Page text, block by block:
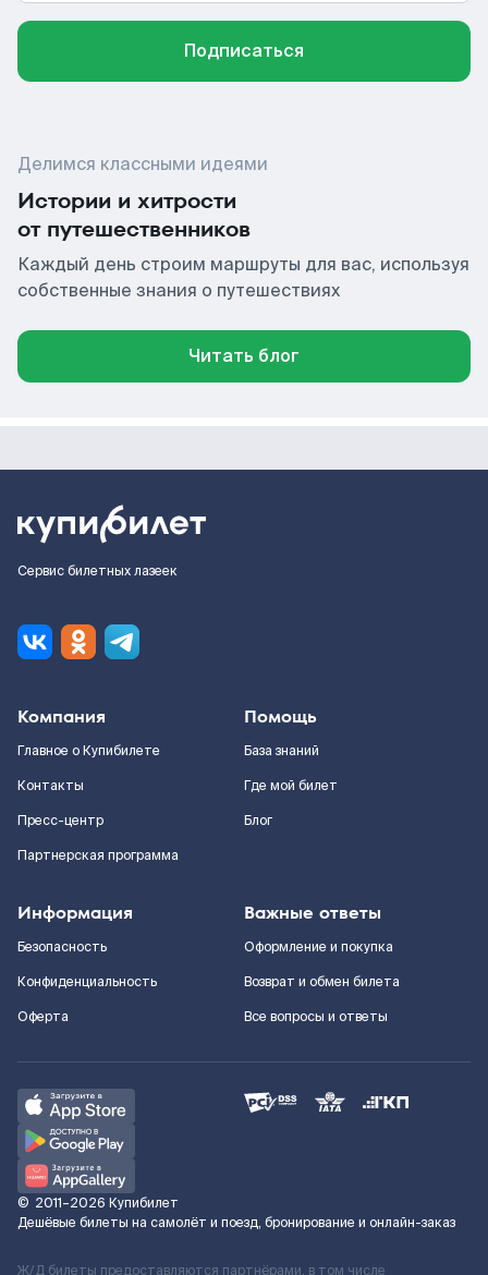
Подписаться
Делимся классными идеями
Истории и хитрости
от путешественников
Каждый день строим маршруты для вас, используя
собственные знания о путешествиях
Читать блог
Сервис билетных лазеек
Компания
Главное о Купибилете
Контакты
Пресс-центр
Партнерская программа
Помощь
База знаний
Где мой билет
Блог
Информация
Безопасность
Конфиденциальность
Оферта
Важные ответы
Оформление и покупка
Возврат и обмен билета
Все вопросы и ответы
© 2011–2026 Купибилет
Дешёвые билеты на самолёт и поезд, бронирование и онлайн-заказ
Ж/Д билеты предоставляются партнёрами, в том числе